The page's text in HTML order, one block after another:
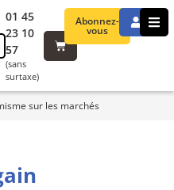
Abonnez-
vous
01 45
23 10
57
(sans
surtaxe)
sur les marchés